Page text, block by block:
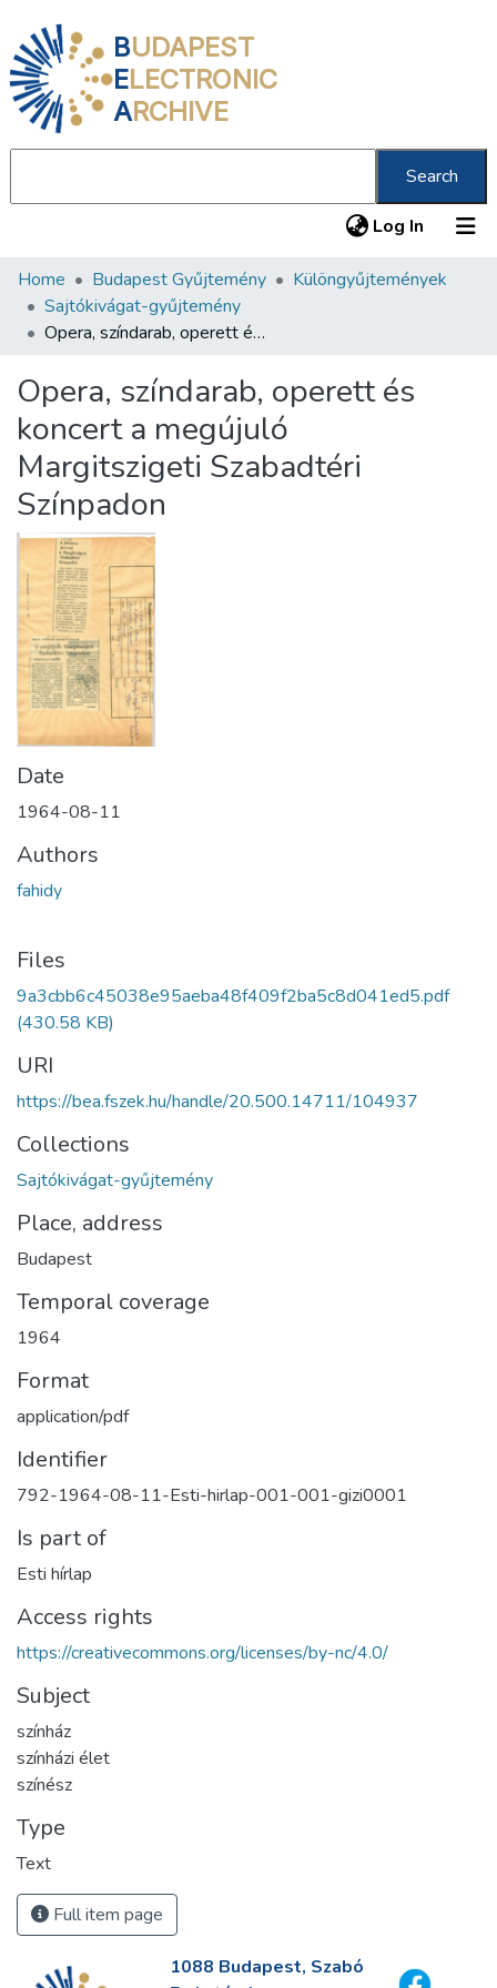
BUDAPEST
ELECTRONIC
ARCHIVE
Search
Log In (current)
Communities & Collections
All of DSpace
About us
Home Budapest Gyűjtemény
Különgyűjtemények
Sajtókivágat-gyűjtemény
Opera, színdarab, operett és koncert a megújuló Margitszigeti Szabadtéri Színpadon
Opera, színdarab, operett és
koncert a megújuló
Margitszigeti Szabadtéri
Színpadon
Date
1964-08-11
Authors
fahidy
Files
9a3cbb6c45038e95aeba48f409f2ba5c8d041ed5.pdf
(430.58 KB)
URI
https://bea.fszek.hu/handle/20.500.14711/104937
Collections
Sajtókivágat-gyűjtemény
Place, address
Budapest
Temporal coverage
1964
Format
application/pdf
Identifier
792-1964-08-11-Esti-hirlap-001-001-gizi0001
Is part of
Esti hírlap
Access rights
https://creativecommons.org/licenses/by-nc/4.0/
Subject
színház
színházi élet
színész
Type
Text
Full item page
1088 Budapest, Szabó